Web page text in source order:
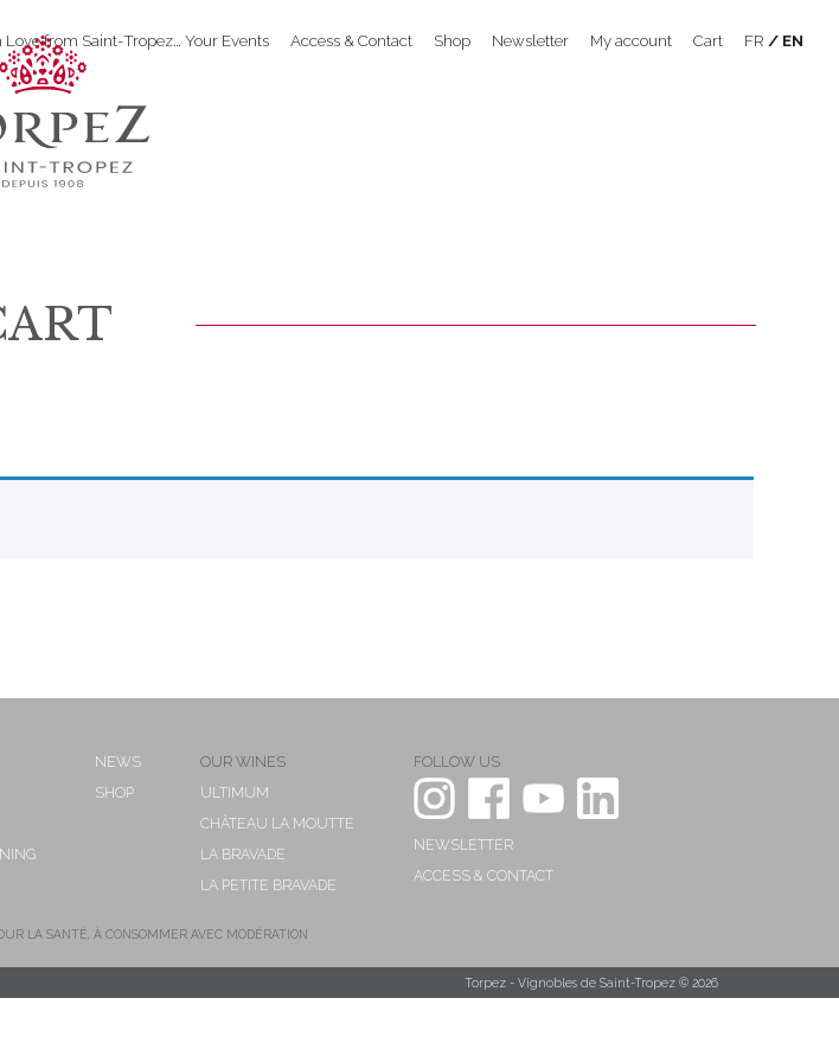
Love from Saint-Tropez… Your Events Access & Contact Shop Newsletter My account Cart FR EN
NEWS
SHOP
OUR WINES
ULTIMUM
CHÂTEAU LA MOUTTE
LA BRAVADE
LA PETITE BRAVADE
FOLLOW US
NEWSLETTER
ACCESS & CONTACT
LA SANTÉ, À CONSOMMER AVEC MODÉRATION
Torpez - Vignobles de Saint-Tropez © 2026